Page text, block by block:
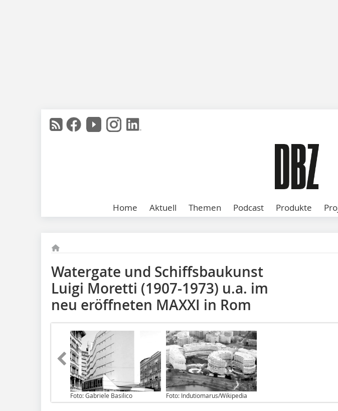
Home Aktuell Themen Podcast Produkte
Watergate und Schiffsbaukunst
Luigi Moretti (1907-1973) u.a. im
neu eröffneten MAXXI in Rom
Foto: Gabriele Basilico Foto: Indutiomarus/Wikipedia